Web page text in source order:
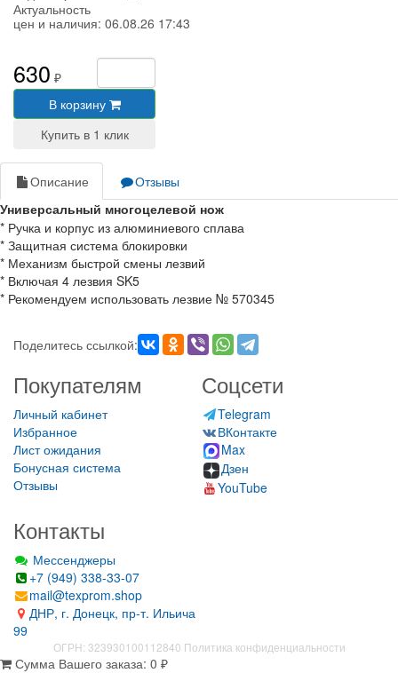
Актуальность
цен и наличия: 06.08.26 17:43
630 ₽
В корзину
Описание Отзывы
Универсальный многоцелевой нож
* Ручка и корпус из алюминиевого сплава
* Защитная система блокировки
* Механизм быстрой смены лезвий
* Включая 4 лезвия SK5
* Рекомендуем использовать лезвие № 570345
Поделитесь ссылкой:
Покупателям
Личный кабинет
Избранное
Лист ожидания
Бонусная система
Отзывы
Соцсети
Telegram
ВКонтакте
Max
Дзен
YouTube
Контакты
Мессенджеры
+7 (949) 338-33-07
mail@texprom.shop
ДНР, г. Донецк, пр-т. Ильича
99
ОГРН: 323930100112840 Политика конфиденциальности
Сумма Вашего заказа: 0 ₽